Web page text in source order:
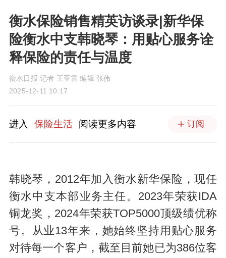
衡水保险销售精英访谈录|新华保
险衡水中支韩晓琴：用贴心服务诠
释保险的责任与温度
衡水日报 记者 王亚雷 编辑 张伟
2025-12-11 10:17
进入 保险生活 阅读更多内容 订阅
韩晓琴，2012年加入衡水新华保险，现任
衡水中支本部业务主任。2023年荣获IDA
铜龙奖，2024年荣获TOP5000顶级绩优称
号。从业13年来，她始终坚持用贴心服务
对待每一个客户，截至目前她已为386位客